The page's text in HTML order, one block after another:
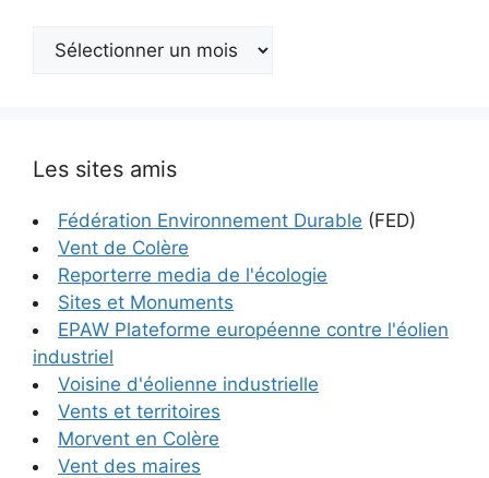
Archives
Les sites amis
Fédération Environnement Durable (FED)
Vent de Colère
Reporterre media de l'écologie
Sites et Monuments
EPAW Plateforme européenne contre l'éolien
industriel
Voisine d'éolienne industrielle
Vents et territoires
Morvent en Colère
Vent des maires